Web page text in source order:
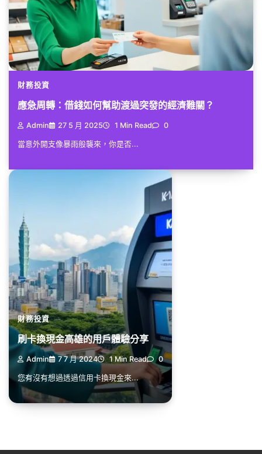
財務投資
應急周轉：借錢如何幫助渡過突發的經濟難關？
Admin 27 5 月 2025 1 Min Read 0
當意外開支像暴雨般襲來，你是否...
財務投資
刷卡換現金高雄的用戶體驗分享
Admin 7 7 月 2024 1 Min Read 0
您有沒有想過透過信用卡換現金來...